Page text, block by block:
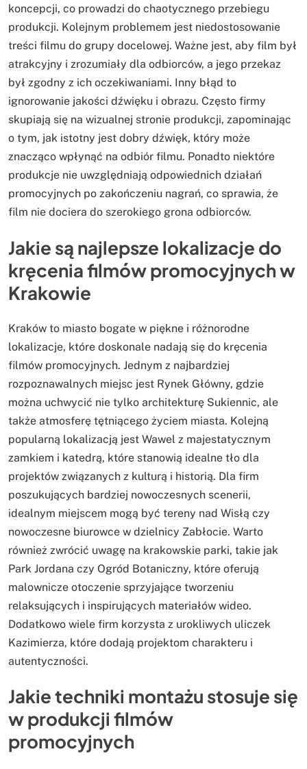
koncepcji, co prowadzi do chaotycznego przebiegu
produkcji. Kolejnym problemem jest niedostosowanie
treści filmu do grupy docelowej. Ważne jest, aby film był
atrakcyjny i zrozumiały dla odbiorców, a jego przekaz
był zgodny z ich oczekiwaniami. Inny błąd to
ignorowanie jakości dźwięku i obrazu. Często firmy
skupiają się na wizualnej stronie produkcji, zapominając
o tym, jak istotny jest dobry dźwięk, który może
znacząco wpłynąć na odbiór filmu. Ponadto niektóre
produkcje nie uwzględniają odpowiednich działań
promocyjnych po zakończeniu nagrań, co sprawia, że
film nie dociera do szerokiego grona odbiorców.
Jakie są najlepsze lokalizacje do
kręcenia filmów promocyjnych w
Krakowie
Kraków to miasto bogate w piękne i różnorodne
lokalizacje, które doskonale nadają się do kręcenia
filmów promocyjnych. Jednym z najbardziej
rozpoznawalnych miejsc jest Rynek Główny, gdzie
można uchwycić nie tylko architekturę Sukiennic, ale
także atmosferę tętniącego życiem miasta. Kolejną
popularną lokalizacją jest Wawel z majestatycznym
zamkiem i katedrą, które stanowią idealne tło dla
projektów związanych z kulturą i historią. Dla firm
poszukujących bardziej nowoczesnych scenerii,
idealnym miejscem mogą być tereny nad Wisłą czy
nowoczesne biurowce w dzielnicy Zabłocie. Warto
również zwrócić uwagę na krakowskie parki, takie jak
Park Jordana czy Ogród Botaniczny, które oferują
malownicze otoczenie sprzyjające tworzeniu
relaksujących i inspirujących materiałów wideo.
Dodatkowo wiele firm korzysta z urokliwych uliczek
Kazimierza, które dodają projektom charakteru i
autentyczności.
Jakie techniki montażu stosuje się
w produkcji filmów
promocyjnych